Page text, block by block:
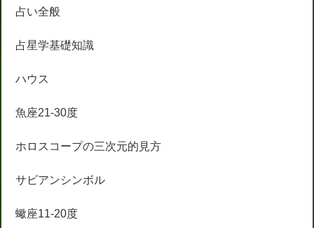
占い全般
占星学基礎知識
ハウス
魚座21-30度
ホロスコープの三次元的見方
サビアンシンボル
蠍座11-20度